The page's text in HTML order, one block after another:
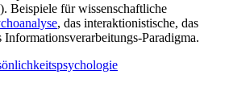
Beispiele für wissenschaftliche
, das interaktionistische, das
Informationsverarbeitungs-Paradigma.